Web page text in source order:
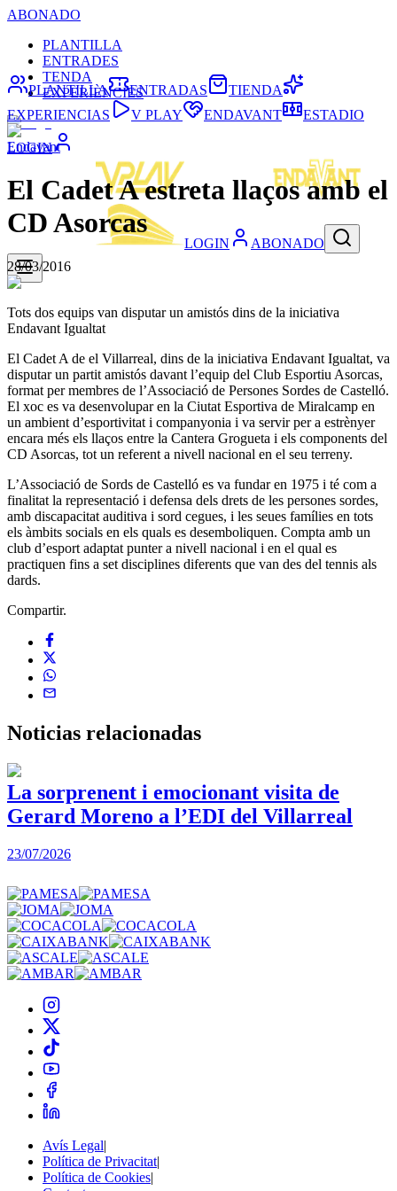
ABONADO
PLANTILLA
ENTRADES
TENDA
EXPERIÈNCIES
LOGIN
LOGIN ABONADO
PLANTILLA ENTRADAS
TIENDA
EXPERIENCIAS
V PLAY ENDAVANT ESTADIO
Endavant
El Cadet A estreta llaços amb el
CD Asorcas
28/03/2016
Tots dos equips van disputar un amistós dins de la iniciativa
Endavant Igualtat
El Cadet A de el Villarreal, dins de la iniciativa Endavant Igualtat, va
disputar un partit amistós davant l’equip del Club Esportiu Asorcas,
format per membres de l’Associació de Persones Sordes de Castelló.
El xoc es va desenvolupar en la Ciutat Esportiva de Miralcamp en
un ambient d’esportivitat i companyonia i va servir per a estrènyer
encara més els llaços entre la Cantera Grogueta i els components del
CD Asorcas, tot un referent a nivell nacional en el seu terreny.
L’Associació de Sords de Castelló es va fundar en 1975 i té com a
finalitat la representació i defensa dels drets de les persones sordes,
amb discapacitat auditiva i sord cegues, i les seues famílies en tots
els àmbits socials en els quals es desemboliquen. Compta amb un
club d’esport adaptat punter a nivell nacional i en el qual es
practiquen fins a set disciplines diferents que van des del tennis als
dards.
Compartir.
Noticias relacionadas
La sorprenent i emocionant visita de
Gerard Moreno a l’EDI del Villarreal
23/07/2026
Avís Legal|
Política de Privacitat|
Política de Cookies|